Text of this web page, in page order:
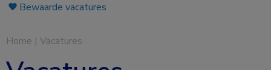
Bewaarde vacatures
Home | Vacatures